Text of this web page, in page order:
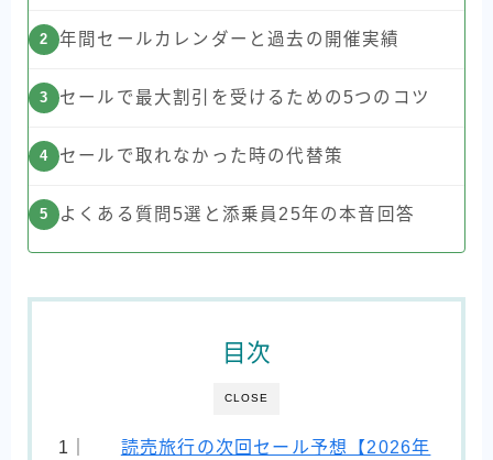
2 年間セールカレンダーと過去の開催実績
3 セールで最大割引を受けるための5つのコツ
4 セールで取れなかった時の代替策
5 よくある質問5選と添乗員25年の本音回答
CLOSE
目次
読売旅行の次回セール予想【2026年